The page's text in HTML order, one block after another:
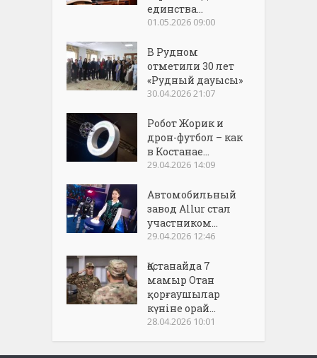
единства...
01.05.2026 09:00
В Рудном
отметили 30 лет
«Рудный дауысы»
30.04.2026 21:07
Робот Жорик и
дрон-футбол – как
в Костанае...
29.04.2026 14:09
Автомобильный
завод Allur стал
участником...
29.04.2026 12:46
Қостанайда 7
мамыр Отан
қорғаушылар
күніне орай...
28.04.2026 10:01